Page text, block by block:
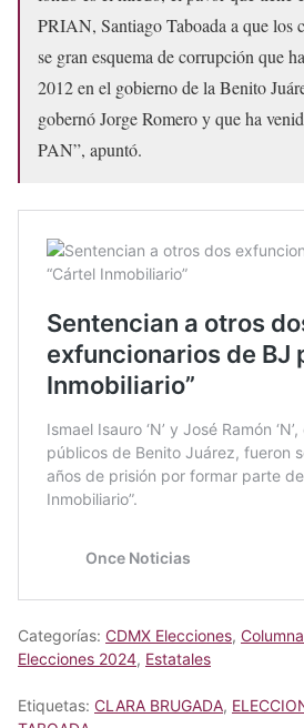
PRIAN, Santiago Taboada a que los
se gran esquema de corrupción que
2012 en el gobierno de la Benito
gobernó Jorge Romero y que ha
PAN”, apuntó.
Categorías: CDMX Elecciones,
Elecciones 2024, Estatales
Etiquetas: CLARA BRUGADA,